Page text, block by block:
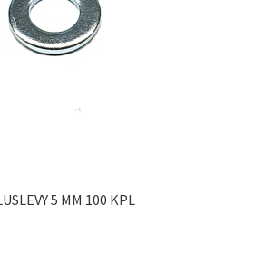
5 MM 100 KPL